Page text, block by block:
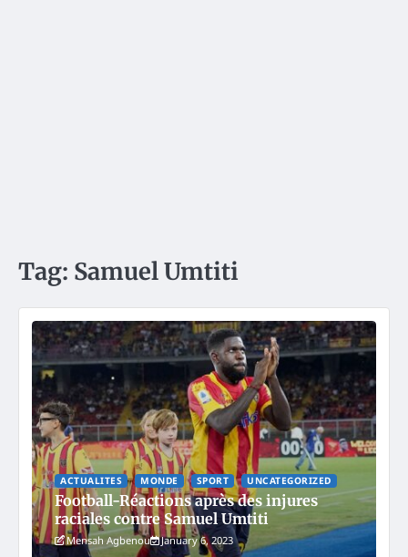
Tag: Samuel Umtiti
ACTUALITES MONDE SPORT UNCATEGORIZED
Football-Réactions après des injures
raciales contre Samuel Umtiti
Mensah Agbenou January 6, 2023